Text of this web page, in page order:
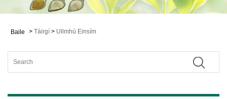
Baile > Táirgí > Ullmhú Einsím